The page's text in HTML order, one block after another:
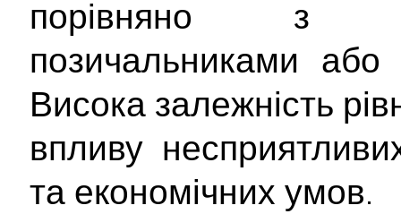
порівняно з
позичальниками або
Висока залежність
впливу
та економічних умов.